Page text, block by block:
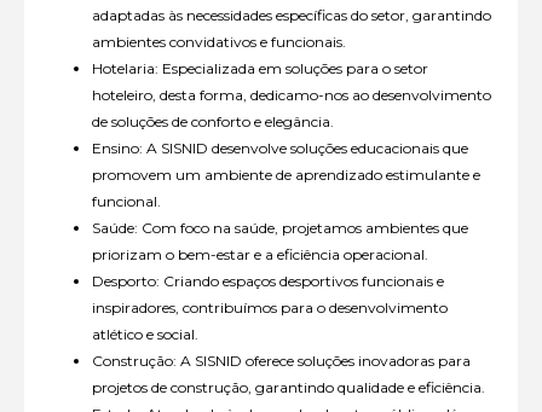
adaptadas às necessidades específicas do setor, garantindo
ambientes convidativos e funcionais.
Hotelaria: Especializada em soluções para o setor
hoteleiro, desta forma, dedicamo-nos ao desenvolvimento
de soluções de conforto e elegância.
Ensino: A SISNID desenvolve soluções educacionais que
promovem um ambiente de aprendizado estimulante e
funcional.
Saúde: Com foco na saúde, projetamos ambientes que
priorizam o bem-estar e a eficiência operacional.
Desporto: Criando espaços desportivos funcionais e
inspiradores, contribuímos para o desenvolvimento
atlético e social.
Construção: A SISNID oferece soluções inovadoras para
projetos de construção, garantindo qualidade e eficiência.